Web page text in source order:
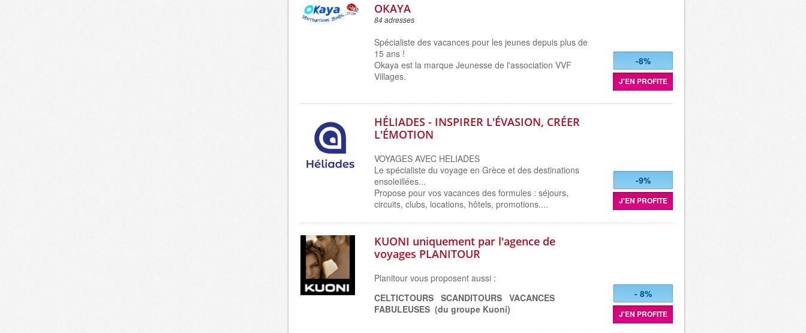
OKAYA
84 adresses
Spécialiste des vacances pour les jeunes depuis plus de
15 ans !
Okaya est la marque Jeunesse de l'association VVF
Villages.
-8%
J'EN PROFITE
HÉLIADES - INSPIRER L'ÉVASION, CRÉER
L'ÉMOTION
VOYAGES AVEC HELIADES
Le spécialiste du voyage en Grèce et des destinations
ensoleillées...
Propose pour vos vacances des formules : séjours,
circuits, clubs, locations, hôtels, promotions....
-9%
J'EN PROFITE
KUONI uniquement par l'agence de
voyages PLANITOUR
Planitour vous proposent aussi :
CELTICTOURS SCANDITOURS VACANCES
FABULEUSES (du groupe Kuoni)
- 8%
J'EN PROFITE